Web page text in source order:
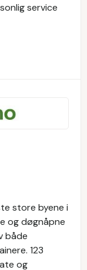
service
store byene i
og døgnåpne
både
123
og